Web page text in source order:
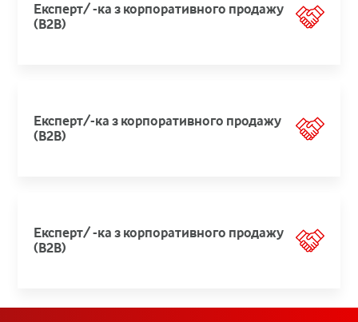
Експерт/ -ка з корпоративного продажу
(B2B)
Експерт/-ка з корпоративного продажу
(B2B)
Експерт/ -ка з корпоративного продажу
(B2B)